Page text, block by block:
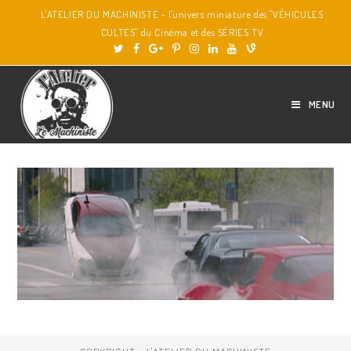
L'ATELIER DU MACHINISTE - l'univers miniature des "VÉHICULES
CULTES" du Cinéma et des SÉRIES TV
MENU